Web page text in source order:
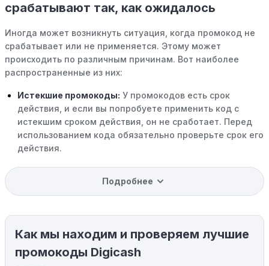
срабатывают так, как ожидалось
Иногда может возникнуть ситуация, когда промокод не
срабатывает или не применяется. Этому может
происходить по различным причинам. Вот наиболее
распространенные из них:
Истекшие промокоды: У промокодов есть срок
действия, и если вы попробуете применить код с
истекшим сроком действия, он не сработает. Перед
использованием кода обязательно проверьте срок его
действия.
Уже со скидкой:В некоторых случаях интересующий
вас товар может быть уже со скидкой. Некоторые
магазины предлагают скидки и акции напрямую, без
Ограничения на использование промокода:
Некоторые промокоды распространяются только на
определенные товары, бренды или категории. Если вы
Подробнее
Как мы находим и проверяем лучшие
промокоды Digicash